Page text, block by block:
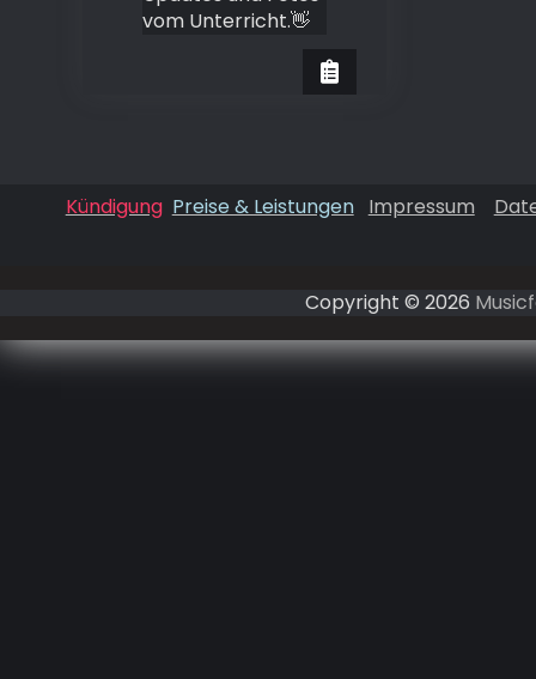
vom Unterricht.👋
Kündigung Preise & Leistungen Impressum
Copyright © 2026